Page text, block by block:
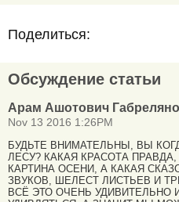
Поделиться:
Обсуждение статьи
Арам Ашотович
Nov 13 2016 1:26PM
БУДЬТЕ ВНИМАТЕЛЬНЫ, ВЫ
ЛЕСУ? КАКАЯ КРАСОТА
КАРТИНА ОСЕНИ, А КАКАЯ
ЗВУКОВ, ШЕЛЕСТ ЛИСТЬЕВ И
ВСЁ ЭТО ОЧЕНЬ